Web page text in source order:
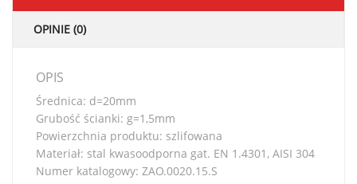
OPINIE (0)
OPIS
Średnica: d=20mm
Grubość ścianki: g=1,5mm
Powierzchnia produktu: szlifowana
Materiał: stal kwasoodporna gat. EN 1.4301, AISI 304
Numer katalogowy: ZAO.0020.15.S